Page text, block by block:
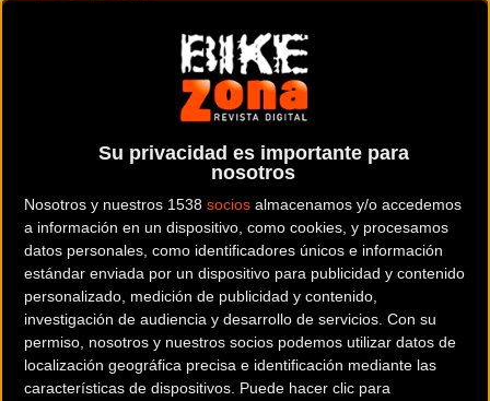
Su privacidad es importante para
nosotros
Nosotros y nuestros 1538 socios almacenamos y/o accedemos
a información en un dispositivo, como cookies, y procesamos
datos personales, como identificadores únicos e información
estándar enviada por un dispositivo para publicidad y contenido
personalizado, medición de publicidad y contenido,
investigación de audiencia y desarrollo de servicios. Con su
permiso, nosotros y nuestros socios podemos utilizar datos de
localización geográfica precisa e identificación mediante las
características de dispositivos. Puede hacer clic para
Web y RRSS de la tienda